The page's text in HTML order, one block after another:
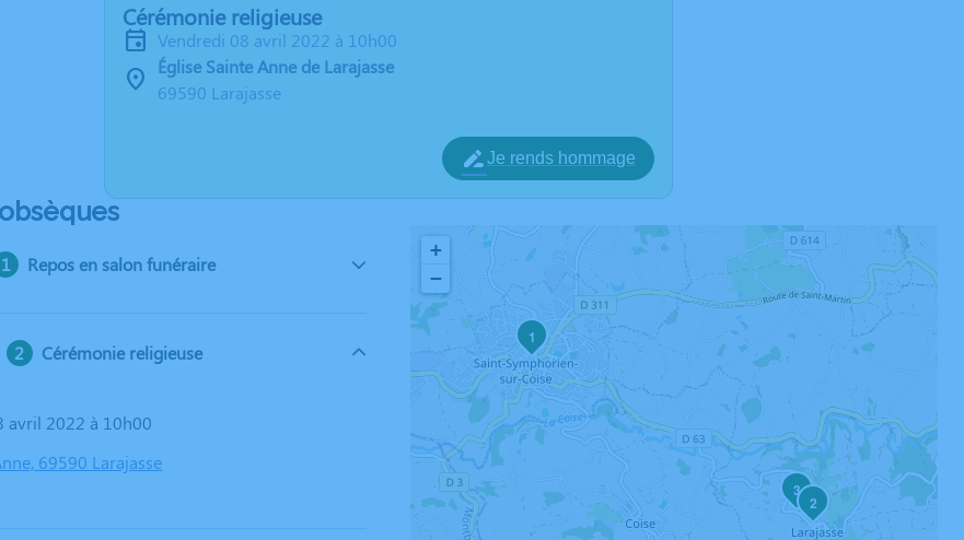
Cérémonie religieuse
vendredi 08 avril 2022 à 10h00
Église Sainte Anne de Larajasse
69590 Larajasse
Je rends hommage
Repos en salon funéraire
Cérémonie religieuse
avril 2022 à 10h00
69590 Larajasse
1
2
3
+
−